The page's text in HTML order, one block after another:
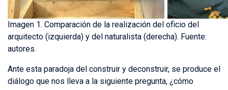
Imagen 1. Comparación de la realización del oficio del
arquitecto (izquierda) y del naturalista (derecha). Fuente:
autores.
Ante esta paradoja del construir y deconstruir, se produce el
diálogo que nos lleva a la siguiente pregunta, ¿cómo